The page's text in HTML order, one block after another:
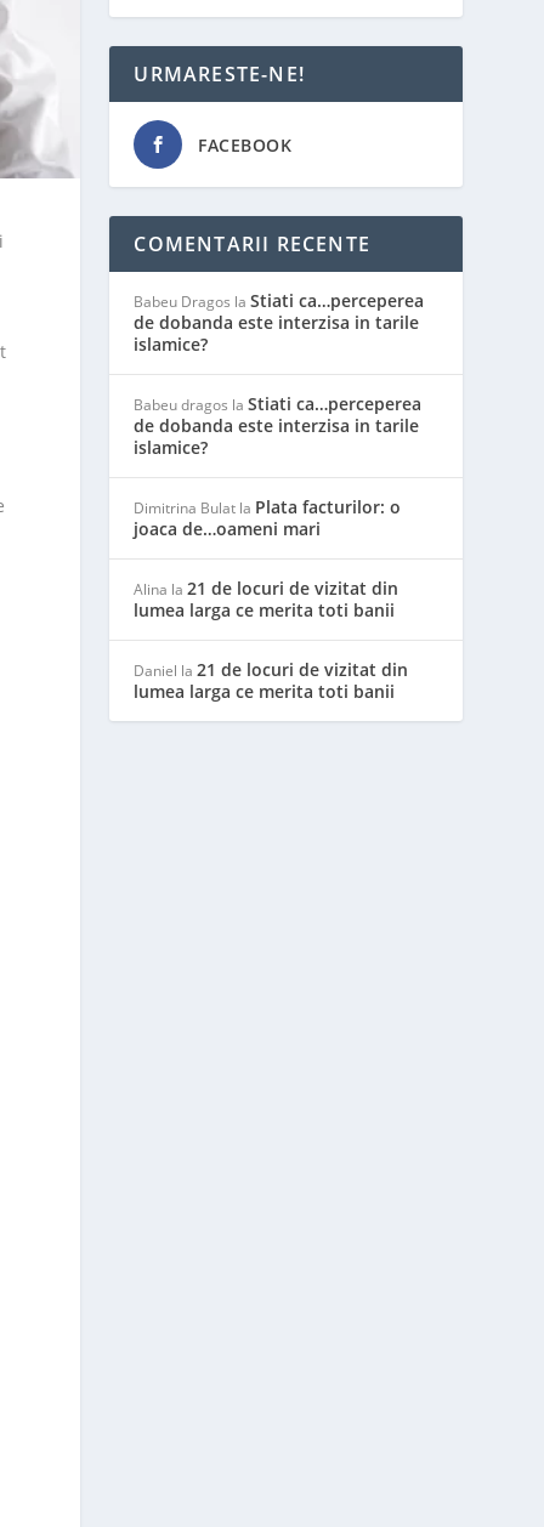
URMARESTE-NE!
FACEBOOK
COMENTARII RECENTE
Babeu Dragos laStiati ca…perceperea
de dobanda este interzisa in tarile
islamice?
Babeu dragos laStiati ca…perceperea
de dobanda este interzisa in tarile
islamice?
Dimitrina Bulat la Plata facturilor: o
joaca de…oameni mari
Alina la21 de locuri de vizitat din
lumea larga ce merita toti banii
Daniel la21 de locuri de vizitat din
lumea larga ce merita toti banii